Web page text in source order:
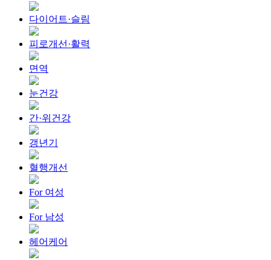
다이어트·슬림
피로개선·활력
면역
눈건강
간·위건강
갱년기
혈행개선
For 여성
For 남성
헤어케어